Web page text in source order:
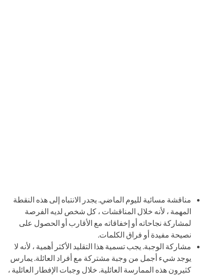
مناقشة مسائية لليوم الماضي. يجدر الانتباه إلى هذه النقطة
المهمة ، لأنه خلال المناقشات ، كل شخص لديه الفرصة
لمشاركة نجاحاته أو إخفاقاته مع الأقارب أو الحصول على
نصيحة مفيدة أو فراق الكلمات.
مشاركة الوجبة. يجب تسمية هذا التقليد الأكثر أهمية ، لأنه لا
يوجد شيء أجمل من وجبة مشتركة مع أفراد العائلة. يمارس
كثيرون هذه الممارسة العائلية. خلال وجبات الإفطار العائلية ،